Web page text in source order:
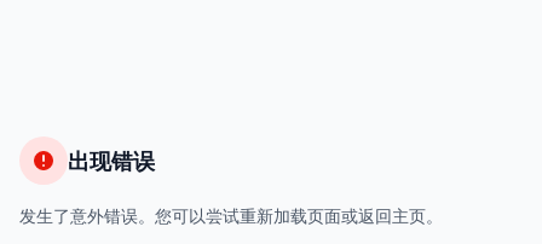
出现错误
发生了意外错误。您可以尝试重新加载页面或返回主页。